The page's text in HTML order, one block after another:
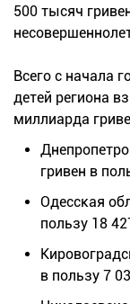
500 тысяч
Всего с начала
детей региона
миллиарда
гривен в
Одесская
пользу 18
в пользу 7